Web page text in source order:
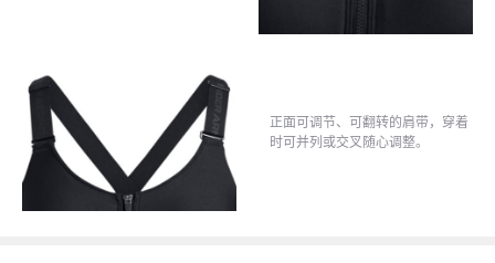
正面可调节、可翻转的肩带，穿着
时可并列或交叉随心调整。